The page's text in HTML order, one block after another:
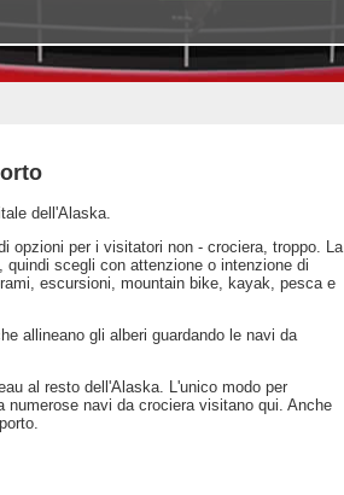
dell'Alaska.
opzioni per i visitatori non - crociera, troppo. La
scegli con attenzione o intenzione di
escursioni, mountain bike, kayak, pesca e
allineano gli alberi guardando le navi da
al resto dell'Alaska. L'unico modo per
numerose navi da crociera visitano qui. Anche